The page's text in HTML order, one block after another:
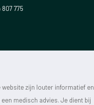
775
website zijn louter informatief en
medisch advies. Je dient bij